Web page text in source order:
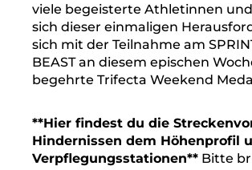
viele begeisterte Athletinnen
sich dieser einmaligen
sich mit der Teilnahme am
BEAST an diesem epischen
begehrte Trifecta Weekend
**Hier findest du die
Hindernissen dem Höhenprofil
Verpflegungsstationen** Bitte